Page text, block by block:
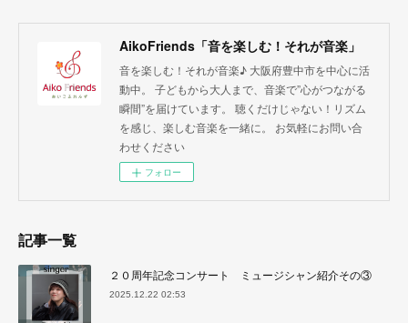
AikoFriends「音を楽しむ！それが音楽」
音を楽しむ！それが音楽♪ 大阪府豊中市を中心に活
動中。 子どもから大人まで、音楽で”心がつながる
瞬間”を届けています。 聴くだけじゃない！リズム
を感じ、楽しむ音楽を一緒に。 お気軽にお問い合
わせください
フォロー
記事一覧
２０周年記念コンサート ミュージシャン紹介その③
2025.12.22 02:53